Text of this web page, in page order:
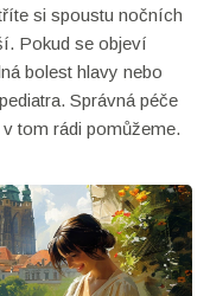
si spoustu nočních
Pokud se objeví
bolest hlavy nebo
Správná péče
tom rádi pomůžeme.